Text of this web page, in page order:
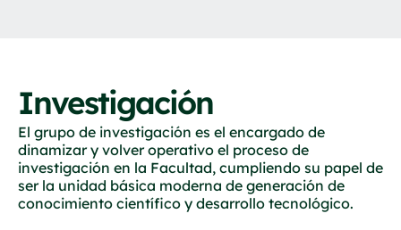
Investigación
El grupo de investigación es el encargado de
dinamizar y volver operativo el proceso de
investigación en la Facultad, cumpliendo su papel de
ser la unidad básica moderna de generación de
conocimiento científico y desarrollo tecnológico.